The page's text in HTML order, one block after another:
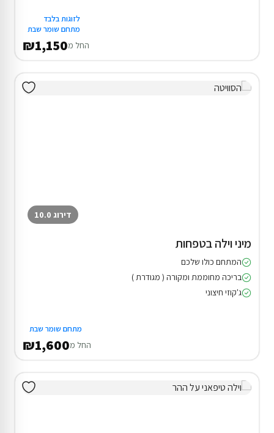
לזוגות בלבד
מתחם שומר שבת
החל מ₪1,150
דירוג 10.0
מיני וילה בטפחות
המתחם כולו שלכם
בריכה מחוממת ומקורה ( מגודרת )
ג'קוזי חיצוני
מתחם שומר שבת
החל מ₪1,600